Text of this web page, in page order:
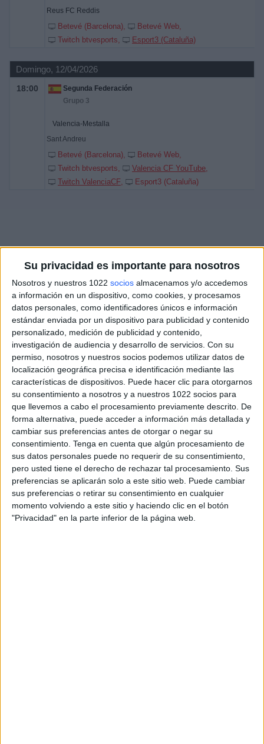
Su privacidad es importante para nosotros
Nosotros y nuestros 1022 socios almacenamos y/o accedemos
a información en un dispositivo, como cookies, y procesamos
datos personales, como identificadores únicos e información
estándar enviada por un dispositivo para publicidad y contenido
personalizado, medición de publicidad y contenido,
investigación de audiencia y desarrollo de servicios. Con su
permiso, nosotros y nuestros socios podemos utilizar datos de
localización geográfica precisa e identificación mediante las
características de dispositivos. Puede hacer clic para otorgarnos
su consentimiento a nosotros y a nuestros 1022 socios para
que llevemos a cabo el procesamiento previamente descrito. De
forma alternativa, puede acceder a información más detallada y
cambiar sus preferencias antes de otorgar o negar su
consentimiento. Tenga en cuenta que algún procesamiento de
sus datos personales puede no requerir de su consentimiento,
pero usted tiene el derecho de rechazar tal procesamiento. Sus
preferencias se aplicarán solo a este sitio web. Puede cambiar
sus preferencias o retirar su consentimiento en cualquier
momento volviendo a este sitio y haciendo clic en el botón
"Privacidad" en la parte inferior de la página web.
Reus FC Reddis
Betevé (Barcelona)
Betevé Web
Twitch btvesports
Esport3 (Cataluña)
Domingo, 12/04/2026
18:00
Segunda Federación
Grupo 3
Valencia-Mestalla
Sant Andreu
Betevé (Barcelona)
Betevé Web
Twitch btvesports
Valencia CF YouTube
Twitch ValenciaCF
Esport3 (Cataluña)